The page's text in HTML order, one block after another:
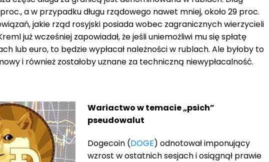
a w przypadku długu rządowego nawet mniej, około 29 proc.
jakie rząd rosyjski posiada wobec zagranicznych wierzycieli
już wcześniej zapowiadał, że jeśli uniemożliwi mu się spłatę
lub euro, to będzie wypłacał należności w rublach. Ale byłoby to
i również zostałoby uznane za techniczną niewypłacalność.
Wariactwo w temacie „psich”
pseudowalut
Dogecoin (DOGE) odnotował imponujący
wzrost w ostatnich sesjach i osiągnął prawie